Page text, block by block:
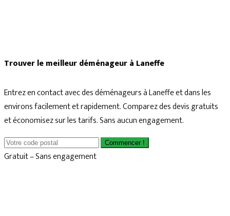
Trouver le meilleur déménageur à Laneffe
Entrez en contact avec des déménageurs à Laneffe et dans les
environs facilement et rapidement. Comparez des devis gratuits
et économisez sur les tarifs. Sans aucun engagement.
Commencer !
Gratuit – Sans engagement